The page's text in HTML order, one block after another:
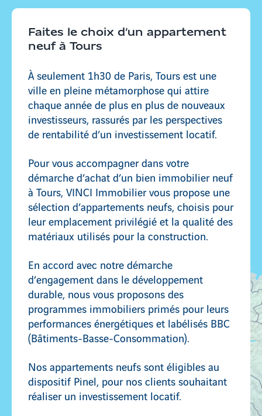
Caluire-et-Cuire
Ambérieu-en-Bugey
Décines-Charpieu
Faites le choix d’un appartement
neuf à Tours
À seulement 1h30 de Paris, Tours est une
ville en pleine métamorphose qui attire
chaque année de plus en plus de nouveaux
investisseurs, rassurés par les perspectives
de rentabilité d’un investissement locatif.
Pour vous accompagner dans votre
démarche d’achat d’un bien immobilier neuf
à Tours, VINCI Immobilier vous propose une
sélection d’appartements neufs, choisis pour
leur emplacement privilégié et la qualité des
matériaux utilisés pour la construction.
En accord avec notre démarche
d’engagement dans le développement
durable, nous vous proposons des
programmes immobiliers primés pour leurs
performances énergétiques et labélisés BBC
(Bâtiments-Basse-Consommation).
Nos appartements neufs sont éligibles au
dispositif Pinel, pour nos clients souhaitant
réaliser un investissement locatif.